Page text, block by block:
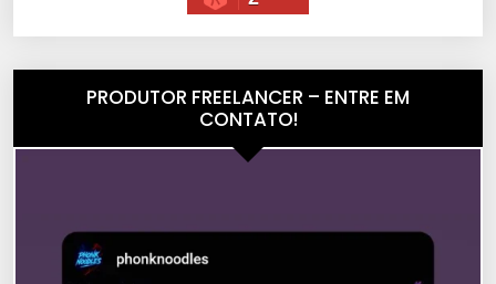
PRODUTOR FREELANCER – ENTRE EM
CONTATO!